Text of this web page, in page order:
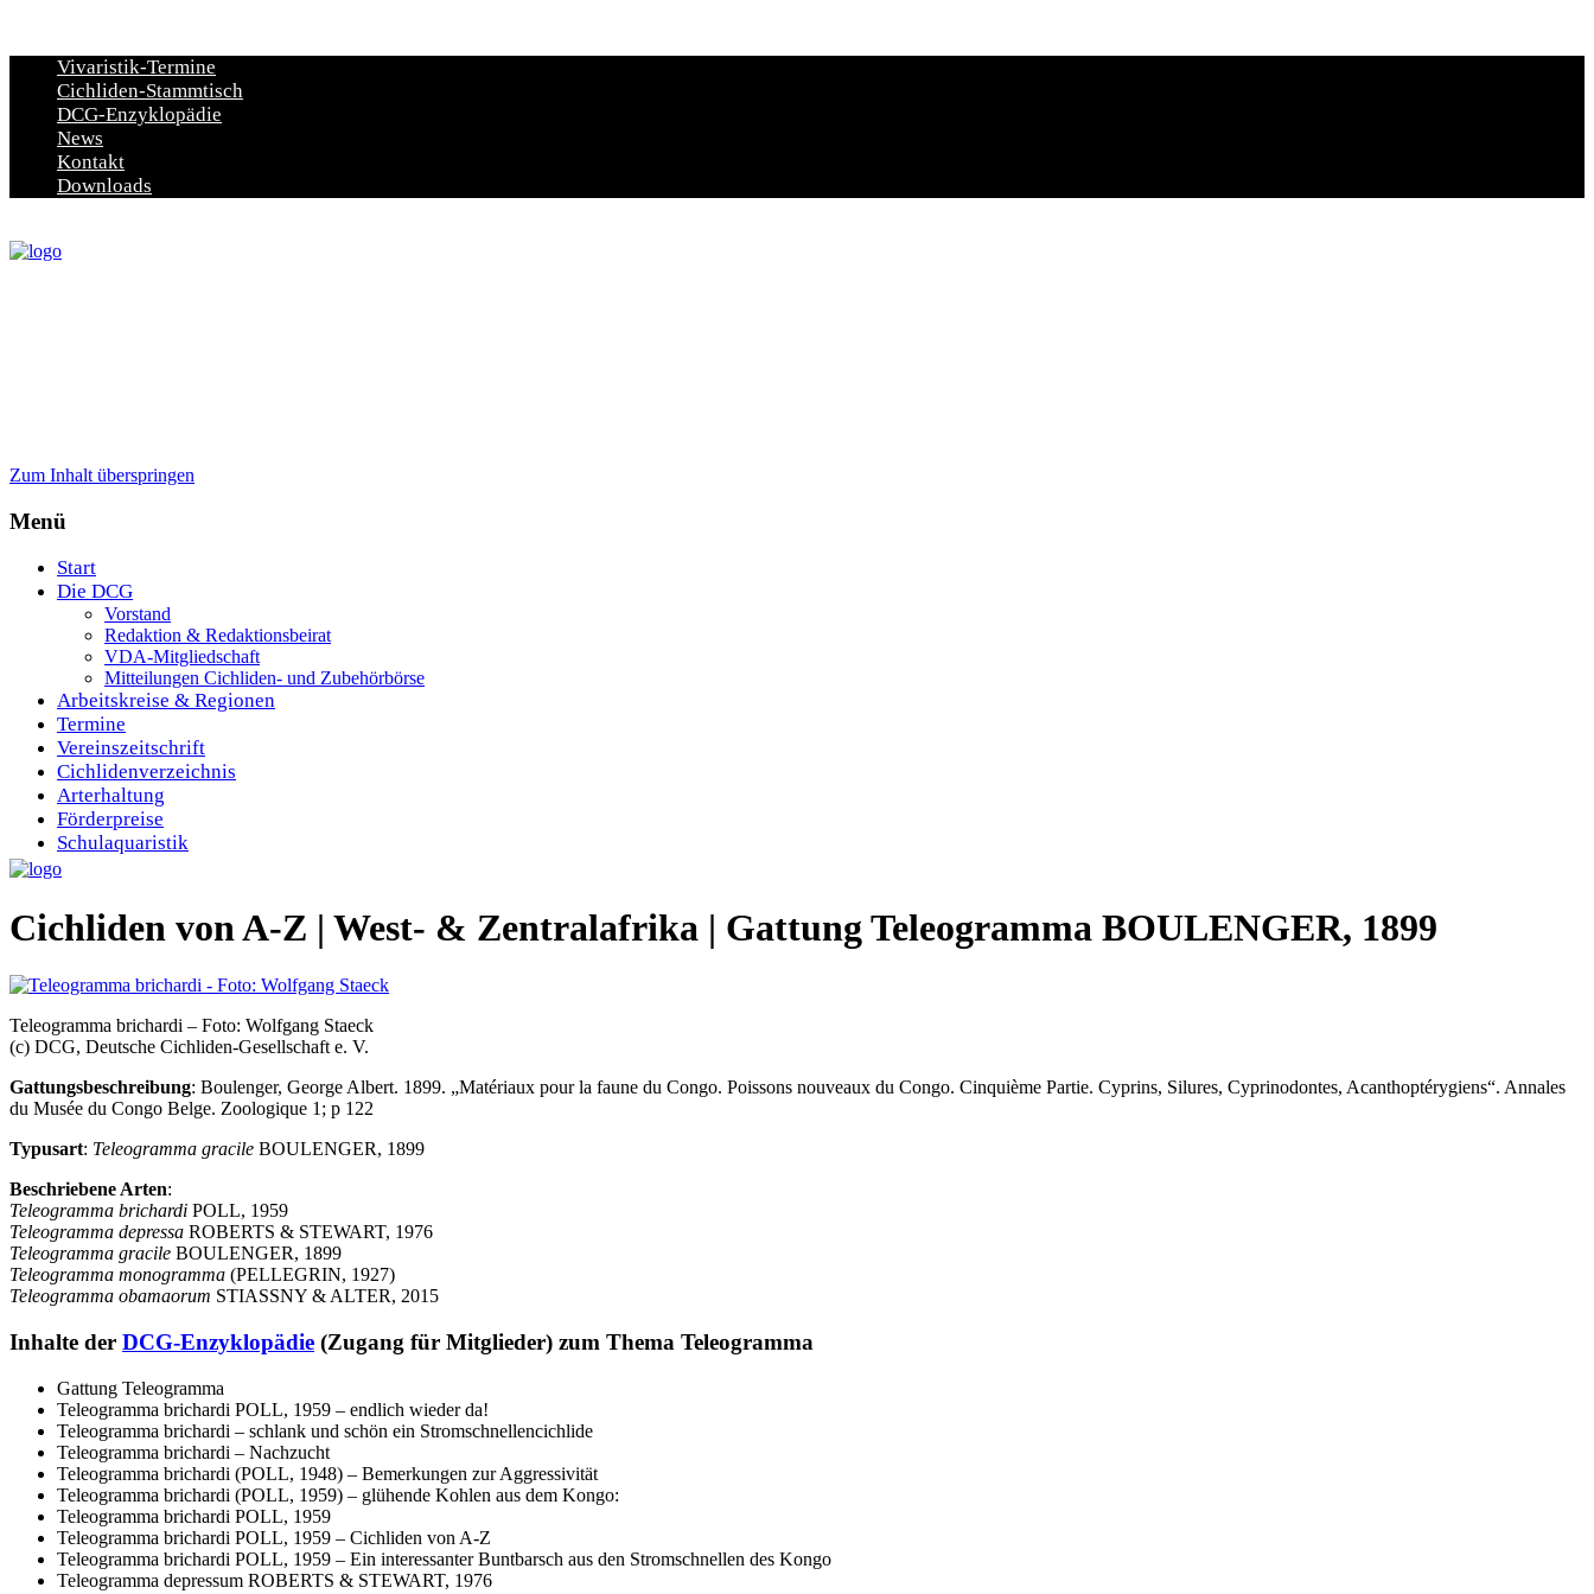
Vivaristik-Termine
Cichliden-Stammtisch
DCG-Enzyklopädie
News
Kontakt
Downloads
Zum Inhalt überspringen
Menü
Start
Die DCG
Vorstand
Redaktion & Redaktionsbeirat
VDA-Mitgliedschaft
Mitteilungen Cichliden- und Zubehörbörse
Arbeitskreise & Regionen
Termine
Vereinszeitschrift
Cichlidenverzeichnis
Arterhaltung
Förderpreise
Schulaquaristik
Cichliden von A-Z | West- & Zentralafrika | Gattung Teleogramma BOULENGER, 1899
Teleogramma brichardi – Foto: Wolfgang Staeck
(c) DCG, Deutsche Cichliden-Gesellschaft e. V.
Gattungsbeschreibung: Boulenger, George Albert. 1899. „Matériaux pour la faune du Congo. Poissons nouveaux du Congo. Cinquième Partie. Cyprins, Silures, Cyprinodontes, Acanthoptérygiens“. Annales
du Musée du Congo Belge. Zoologique 1; p 122
Typusart: Teleogramma gracile BOULENGER, 1899
Beschriebene Arten:
Teleogramma brichardi POLL, 1959
Teleogramma depressa ROBERTS & STEWART, 1976
Teleogramma gracile BOULENGER, 1899
Teleogramma monogramma (PELLEGRIN, 1927)
Teleogramma obamaorum STIASSNY & ALTER, 2015
Inhalte der DCG-Enzyklopädie (Zugang für Mitglieder) zum Thema Teleogramma
Gattung Teleogramma
Teleogramma brichardi POLL, 1959 – endlich wieder da!
Teleogramma brichardi – schlank und schön ein Stromschnellencichlide
Teleogramma brichardi – Nachzucht
Teleogramma brichardi (POLL, 1948) – Bemerkungen zur Aggressivität
Teleogramma brichardi (POLL, 1959) – glühende Kohlen aus dem Kongo:
Teleogramma brichardi POLL, 1959
Teleogramma brichardi POLL, 1959 – Cichliden von A-Z
Teleogramma brichardi POLL, 1959 – Ein interessanter Buntbarsch aus den Stromschnellen des Kongo
Teleogramma depressum ROBERTS & STEWART, 1976